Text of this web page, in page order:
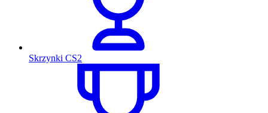
Skrzynki CS2